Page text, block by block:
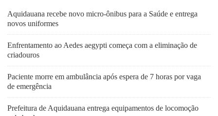
Aquidauana recebe novo micro-ônibus para a Saúde e entrega
novos uniformes
Enfrentamento ao Aedes aegypti começa com a eliminação de
criadouros
Paciente morre em ambulância após espera de 7 horas por vaga
de emergência
Prefeitura de Aquidauana entrega equipamentos de locomoção